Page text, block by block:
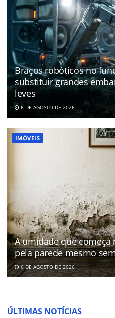
Braços robóticos no
substituir grandes
leves
6 DE AGOSTO DE 2026
IMÓVEIS
A umidade que
pela parede mesmo
6 DE AGOSTO DE 2026
ÚLTIMAS NOTÍCIAS